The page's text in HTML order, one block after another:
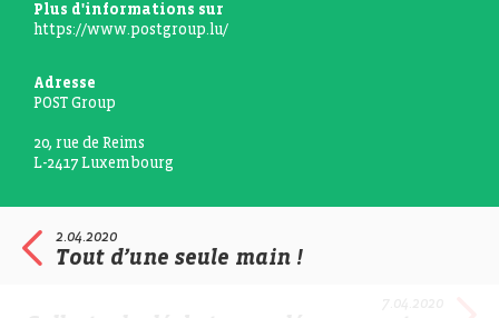
Plus d'informations sur
https://www.postgroup.lu/
Adresse
POST Group
20, rue de Reims
L-2417 Luxembourg
2.04.2020
Tout d’une seule main !